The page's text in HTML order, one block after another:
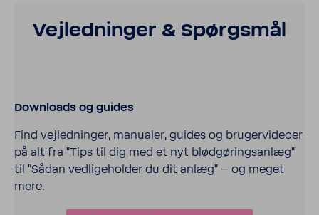
Vejled­ninger & Spørgsmål
Down­loads og guides
Find vejled­ninger, manualer, guides og brugervideoer
på alt fra ”Tips til dig med et nyt blødgøringsanlæg”
til ”Sådan vedlige­holder du dit anlæg” – og meget
mere.